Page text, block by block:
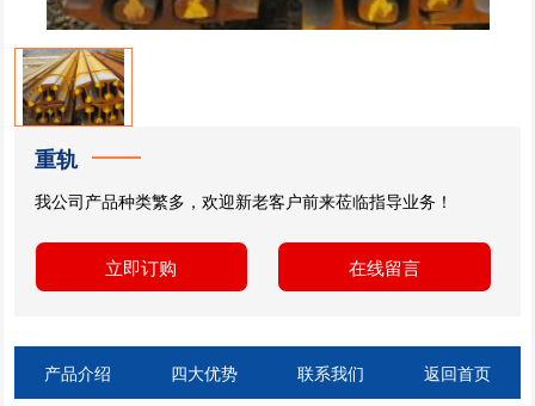
重轨
我公司产品种类繁多，欢迎新老客户前来莅临指导业务！
立即订购 在线留言
产品介绍 四大优势 联系我们 返回首页